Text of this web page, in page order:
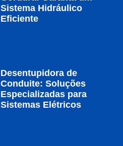
Sistema Hidráulico
Eficiente
Desentupidora de
Conduite: Soluções
Especializadas para
Sistemas Elétricos